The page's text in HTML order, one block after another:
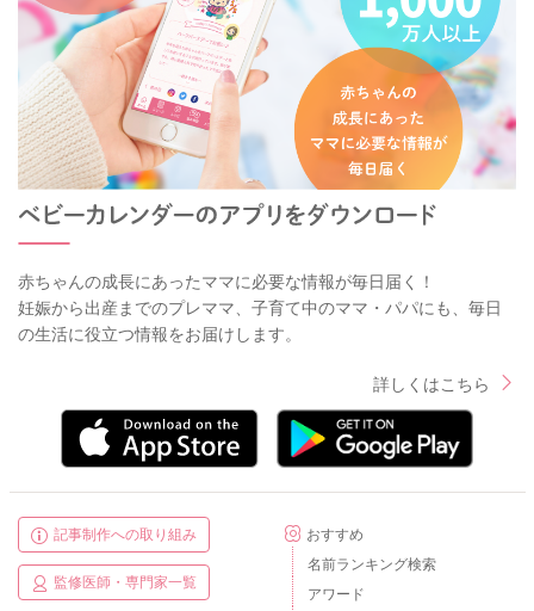
赤ちゃんの成長にあったママに必要な情報が毎日届く！
妊娠から出産までのプレママ、子育て中のママ・パパにも、毎日
の生活に役立つ情報をお届けします。
詳しくはこちら
記事制作への取り組み
監修医師・専門家一覧
おすすめ
名前ランキング検索
アワード